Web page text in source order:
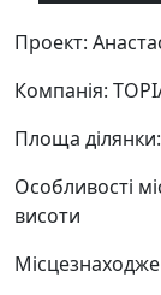
Проект:
Компанія:
Площа
Особливості
висоти